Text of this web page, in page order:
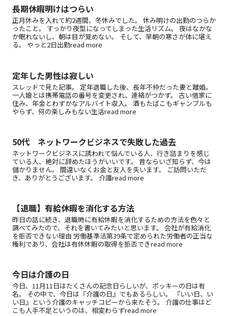
長期休暇明けはつらい
正月休みを入れて約2週間、冬休みでした。 休み明けの出勤のつらか
ったこと。 すっかり夜型になってしまった生活リズム。 夜はなかな
か眠れないし、朝は目が覚めない。 そして、早朝の寒さが体に堪え
る。 やっと2日出勤read more
定年した男性は寂しい
スレッドで見た記事。 定年退職した後、長年不仲だった妻と離婚。
一人娘とは携帯電話の番号を変更され、連絡がつかず。 古い借家に
住み、年金とわずかなアルバイト収入。 酒もたばこもギャンブルも
やらず、何の楽しみもない生活read more
50代 ネットワークビジネスで失敗した過去
ネットワークビジネスに誘われて悩んでいる人、行き詰まりを感じ
ている人、絶対に辞めたほうがいいです。 昔ならいざ知らず、今は
儲かりません。 間違いなくお金と友人を失います。 ご訪問いただ
き、ありがとうございます。 介護read more
【退職】有給休暇を消化する方法
昨日の話に続き、退職時に有給休暇を消化するための方法を色々と
調べてみたので、それを書いてみたいと思います。 会社が有給消化
を拒否できない理由 労働基準法第39条で定められた労働者の正当な
権利であり、会社は有休休暇の取得を拒否できread more
今日は介護の日
今日、11月11日はたくさんの記念日らしいが、ポッキーの日は有
名。 その中で、今日は『介護の日』でもあるらしい。 『いい日、い
い日』という介護のキャッチコピーから来たそう。 介護の仕事はど
こも人手不足というのは、相変わらずread more